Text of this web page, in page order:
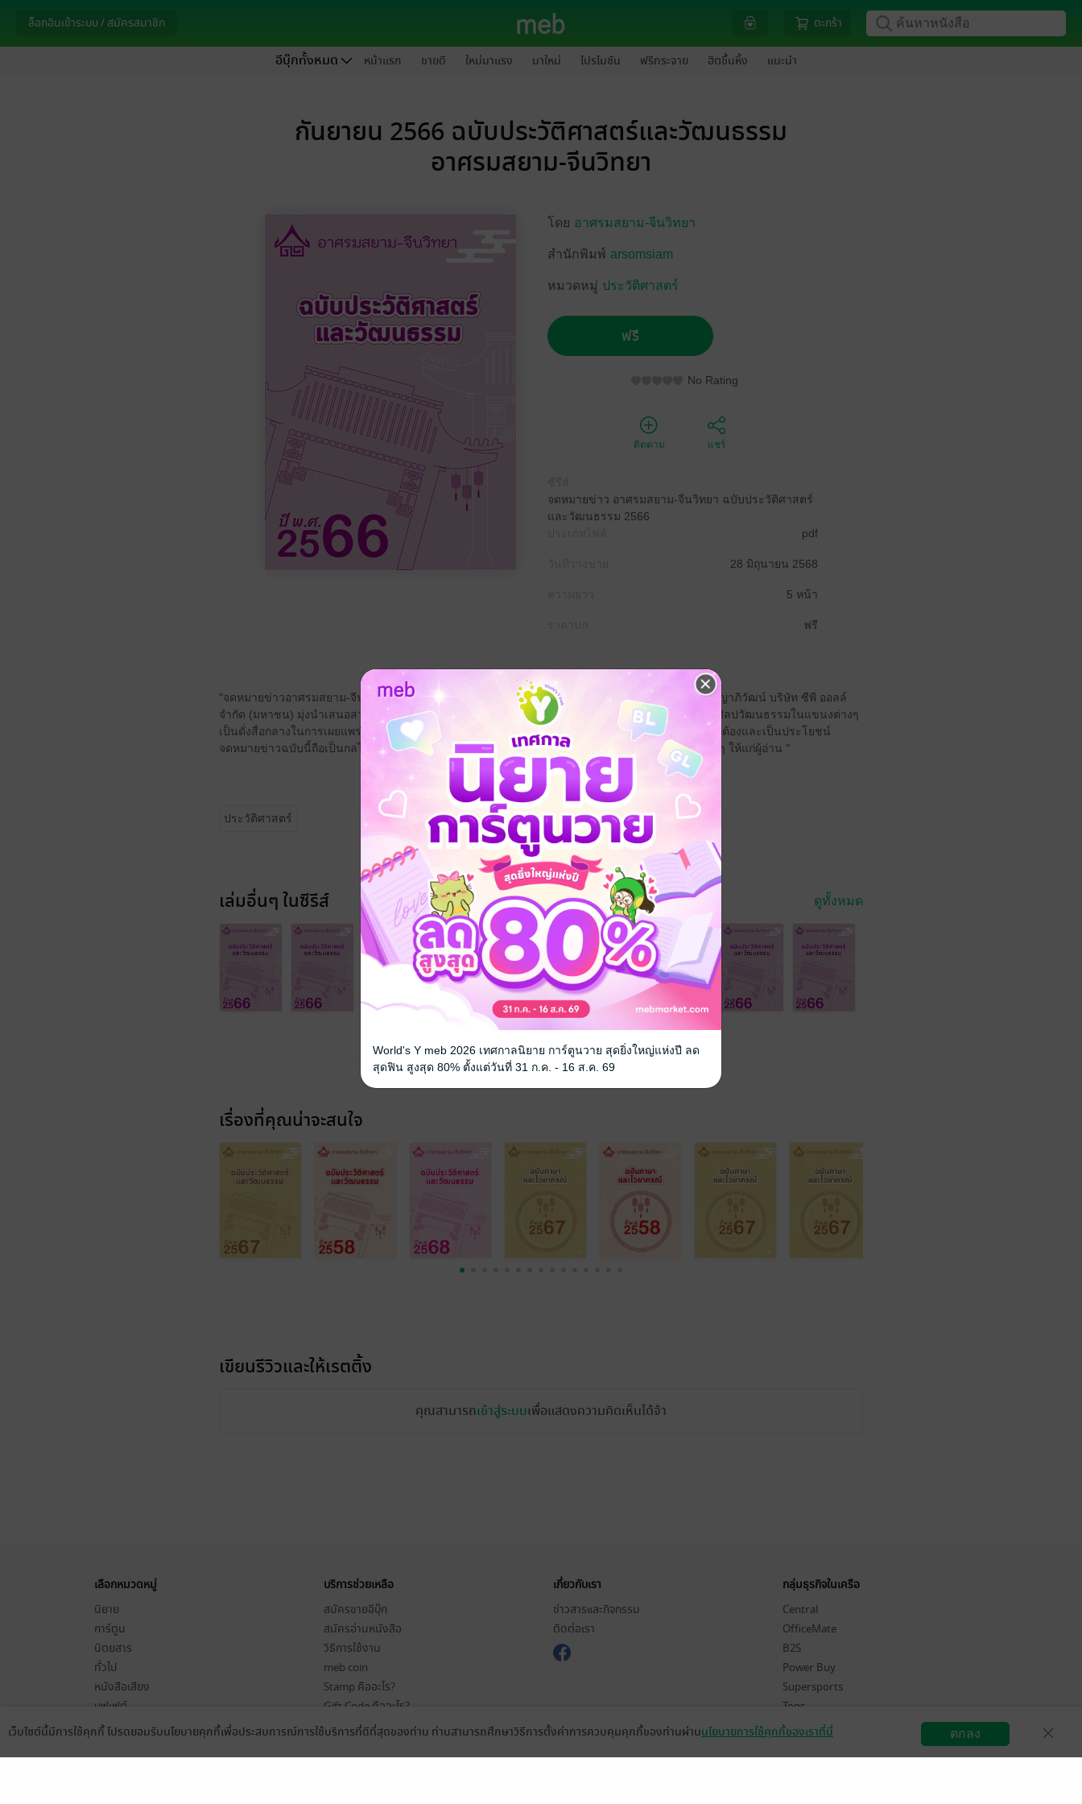
ล็อกอินเข้าระบบ / สมัครสมาชิก ตะกร้า
อีบุ๊กทั้งหมด หน้าแรก ขายดี ใหม่มาแรง มาใหม่ โปรโมชัน ฟรีกระจาย ฮิตขึ้นหิ้ง แนะนำ
กันยายน 2566 ฉบับประวัติศาสตร์และวัฒนธรรม
อาศรมสยาม-จีนวิทยา
โดย อาศรมสยาม-จีนวิทยา
สำนักพิมพ์ arsomsiam
หมวดหมู่ ประวัติศาสตร์
ฟรี
No Rating
ติดตาม แชร์
จดหมายข่าว อาศรมสยาม-จีนวิทยา ฉบับประวัติศาสตร์
และวัฒนธรรม 2566
pdf
28 มิถุนายน 2568
5 หน้า
ฟรี
"จดหมายข่าวอาศรมสยาม-จีนวิทยา จัดทำโดยหน่วยงาน อาศรมสยาม-จีนวิทยา ซึ่งอยู่ภายใต้ สมาคมปัญญาภิวัฒน์ บริษัท ซีพี ออลล์
จำกัด (มหาชน) มุ่งนำเสนอสาระความรู้ด้านจีนศึกษา รวมทั้งความคิดปรัชญา ภาษา ประวัติศาสตร์ และศิลปวัฒนธรรมในแขนงต่างๆ
เป็นดั่งสื่อกลางในการเผยแพร่ข้อมูลที่ผ่านการค้นคว้าและรวบรวมมาอย่างดี เพื่อให้ผู้อ่านได้รับความรู้ที่ถูกต้องและเป็นประโยชน์
จดหมายข่าวฉบับนี้ถือเป็นกลไกสำคัญในการส่งเสริมความเข้าใจอันลึกซึ้งเกี่ยวกับจีน และเปิดมุมมองใหม่ๆ ให้แก่ผู้อ่าน "
ประวัติศาสตร์
เล่มอื่นๆ ในซีรีส์ ดูทั้งหมด
เรื่องที่คุณน่าจะสนใจ
เขียนรีวิวและให้เรตติ้ง
คุณสามารถเข้าสู่ระบบเพื่อแสดงความคิดเห็นได้จ้า
เลือกหมวดหมู่
นิยาย
การ์ตูน
นิตยสาร
ทั่วไป
หนังสือเสียง
บุฟเฟต์
บริการช่วยเหลือ
สมัครขายอีบุ๊ก
สมัครอ่านหนังสือ
วิธีการใช้งาน
meb coin
Stamp คืออะไร?
Gift Code คืออะไร?
เงื่อนไขในการใช้บริการ
เกี่ยวกับเรา
ข่าวสารและกิจกรรม
ติดต่อเรา
กลุ่มธุรกิจในเครือ
Central
OfficeMate
B2S
Power Buy
Supersports
Tops
Hytexts
สมัครขายอีบุ๊ก วิธีการใช้งาน
เว็บไซต์นี้มีการใช้คุกกี้ โปรดยอมรับนโยบายคุกกี้เพื่อประสบการณ์การใช้บริการที่ดีที่สุดของท่าน ท่านสามารถศึกษาวิธีการตั้งค่าการควบคุมคุกกี้ของท่านผ่านนโยบายการใช้คุกกี้ของเราที่นี่ ตกลง
World's Y meb 2026 เทศกาลนิยาย การ์ตูนวาย สุดยิ่งใหญ่แห่งปี ลด
สุดฟิน สูงสุด 80% ตั้งแต่วันที่ 31 ก.ค. - 16 ส.ค. 69